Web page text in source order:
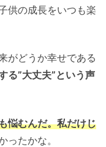
供の成長をいつも楽
がどうか幸せである
る”大丈夫”という声
悩むんだ。私だけじ
ったかな。